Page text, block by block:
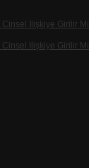
Cinsel Ilişkiye Girilir Mi
Cinsel Ilişkiye Girilir Mi